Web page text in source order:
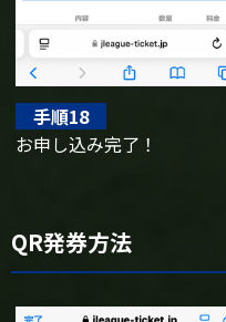
手順18
お申し込み完了！
QR発券方法